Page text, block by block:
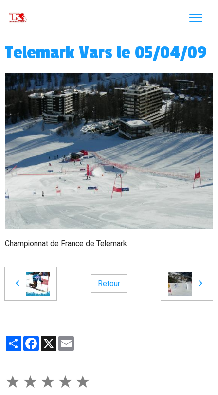
Telemark Vars le 05/04/09
Championnat de France de Telemark
Retour
PartagerFacebook
X
★ ★ ★ ★ ★